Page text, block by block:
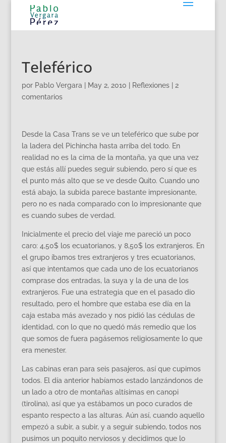
Teleférico
por Pablo Vergara May 2, 2010 Reflexiones| 2
comentarios
Desde la Casa Trans se ve un teleférico que sube por
la ladera del Pichincha hasta arriba del todo. En
realidad no es la cima de la montaña, ya que una vez
que estás allí puedes seguir subiendo, pero sí que es
el punto más alto que se ve desde Quito. Cuando uno
está abajo, la subida parece bastante impresionante,
pero no es nada comparado con lo impresionante que
es cuando subes de verdad.
Inicialmente el precio del viaje me pareció un poco
caro: 4,50$ los ecuatorianos, y 8,50$ los extranjeros. En
el grupo íbamos tres extranjeros y tres ecuatorianos,
así que intentamos que cada uno de los ecuatorianos
comprase dos entradas, la suya y la de una de los
extranjeros. Fue una estrategia que en el pasado dio
resultado, pero el hombre que estaba ese día en la
caja estaba más avezado y nos pidió las cédulas de
identidad, con lo que no quedó más remedio que los
que somos de fuera pagásemos religiosamente lo que
era menester.
Las cabinas eran para seis pasajeros, así que cupimos
todos. El día anterior habíamos estado lanzándonos de
un lado a otro de montañas altísimas en canopi
(tirolina), así que ya estábamos un poco curados de
espanto respecto a las alturas. Aún así, cuando aquello
empezó a subir, a subir, y a seguir subiendo, todos nos
pusimos un poquito nerviosos y decidimos que lo